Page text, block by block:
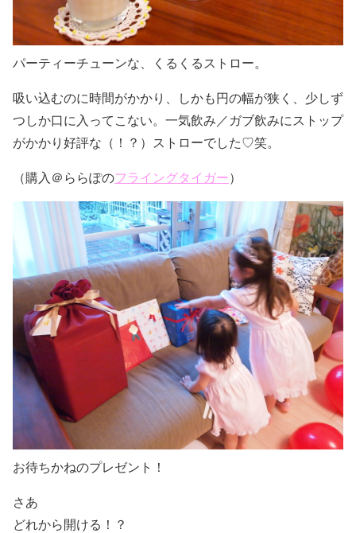
パーティーチューンな、くるくるストロー。
吸い込むのに時間がかかり、しかも円の幅が狭く、少しず
つしか口に入ってこない。一気飲み／ガブ飲みにストップ
がかかり好評な（！？）ストローでした♡笑。
（購入＠ららぽのフライングタイガー）
お待ちかねのプレゼント！
さあ
どれから開ける！？